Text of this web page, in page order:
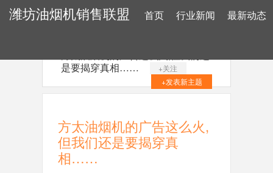
潍坊油烟机销售联盟 首页 行业新闻 最新动态
是要揭穿真相……
+关注
+发表新主题
方太油烟机的广告这么火,
但我们还是要揭穿真
相……